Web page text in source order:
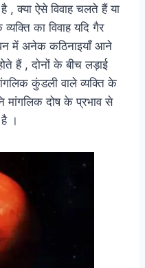
, क्या ऐसे विवाह चलते हैं या
का विवाह यदि गैर
में अनेक कठिनाइयाँ आने
हैं , दोनों के बीच लड़ाई
कुंडली वाले व्यक्ति के
मांगलिक दोष के प्रभाव से
।